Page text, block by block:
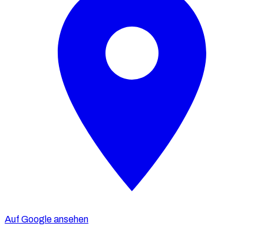
Auf Google ansehen